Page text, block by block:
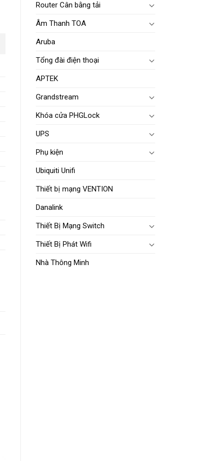
Router Cân bằng tải
Âm Thanh TOA
Aruba
Tổng đài điện thoại
APTEK
Grandstream
Khóa cửa PHGLock
UPS
Phụ kiện
Ubiquiti Unifi
Thiết bị mạng VENTION
Danalink
Thiết Bị Mạng Switch
Thiết Bị Phát Wifi
Nhà Thông Minh